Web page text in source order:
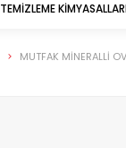
TEMIZLEME
MUTFAK MİNERALLİ